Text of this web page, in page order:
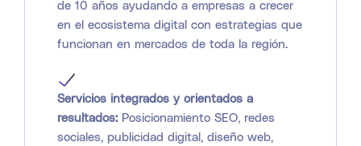
de 10 años ayudando a empresas a crecer
en el ecosistema digital con estrategias que
funcionan en mercados de toda la región.
Servicios integrados y orientados a
resultados:Posicionamiento SEO, redes
sociales, publicidad digital, diseño web,